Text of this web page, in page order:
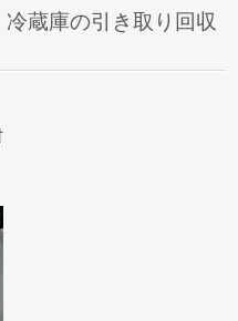
蔵庫の引き取り回収